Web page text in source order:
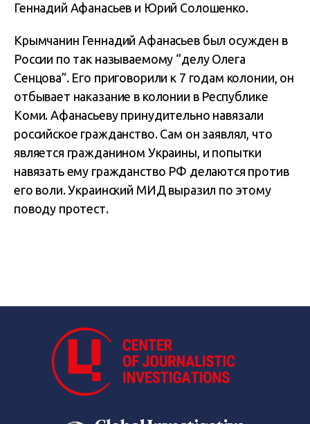
Геннадий Афанасьев и Юрий Солошенко.
Крымчанин Геннадий Афанасьев был осужден в
России по так называемому “делу Олега
Сенцова”. Его приговорили к 7 годам колонии, он
отбывает наказание в колонии в Республике
Коми. Афанасьеву принудительно навязали
российское гражданство. Сам он заявлял, что
является гражданином Украины, и попытки
навязать ему гражданство РФ делаются против
его воли. Украинский МИД выразил по этому
поводу протест.